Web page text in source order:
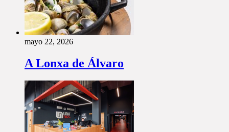
mayo 22, 2026
A Lonxa de Álvaro